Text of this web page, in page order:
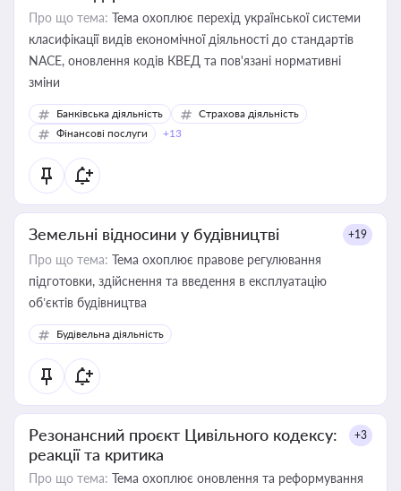
Про що тема: Тема охоплює перехід української системи
класифікації видів економічної діяльності до стандартів
NACE, оновлення кодів КВЕД та пов'язані нормативні
зміни
Банківська діяльність
Страхова діяльність
Фінансові послуги
+13
Земельні відносини у будівництві +19
Про що тема: Тема охоплює правове регулювання
підготовки, здійснення та введення в експлуатацію
об’єктів будівництва
Будівельна діяльність
Резонансний проєкт Цивільного кодексу:
реакції та критика
+3
Про що тема: Тема охоплює оновлення та реформування